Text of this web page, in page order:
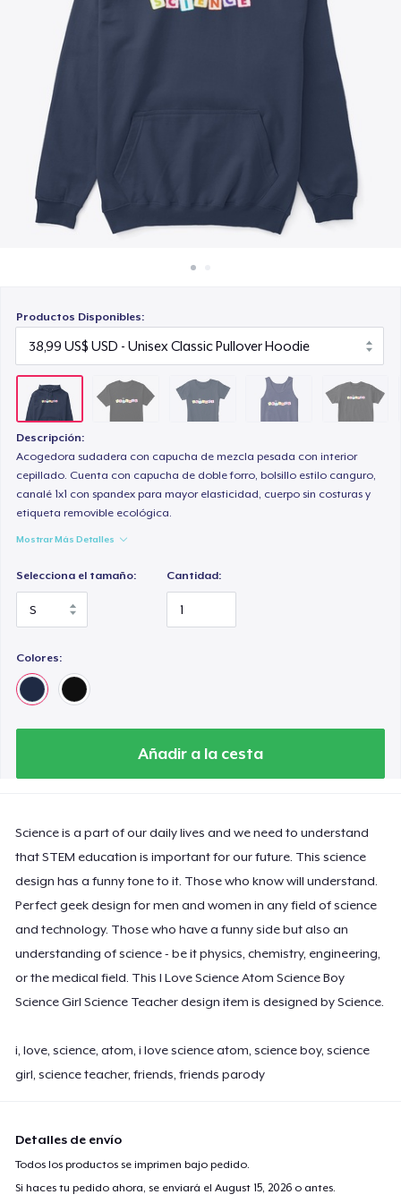
Productos Disponibles:
Descripción:
Acogedora sudadera con capucha de mezcla pesada con interior
cepillado. Cuenta con capucha de doble forro, bolsillo estilo canguro,
canalé 1x1 con spandex para mayor elasticidad, cuerpo sin costuras y
etiqueta removible ecológica.
Mostrar Más Detalles
Selecciona el tamaño: Cantidad:
Colores:
Añadir a la cesta
Science is a part of our daily lives and we need to understand
that STEM education is important for our future. This science
design has a funny tone to it. Those who know will understand.
Perfect geek design for men and women in any field of science
and technology. Those who have a funny side but also an
understanding of science - be it physics, chemistry, engineering,
or the medical field. This I Love Science Atom Science Boy
Science Girl Science Teacher design item is designed by Science.
i, love, science, atom, i love science atom, science boy, science
girl, science teacher, friends, friends parody
Detalles de envío
Todos los productos se imprimen bajo pedido.
Si haces tu pedido ahora, se enviará elAugust 15, 2026 o antes.
Kids Premium Tee
Classic Long Sleeve Tee
25,99 US$